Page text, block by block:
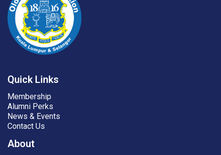
Quick Links
Membership
Alumni Perks
News & Events
Contact Us
About